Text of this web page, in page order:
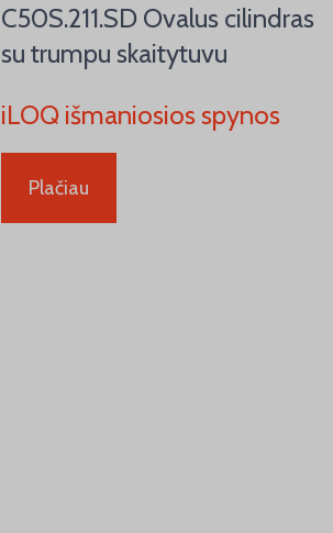
C50S.211.SD Ovalus cilindras
su trumpu skaitytuvu
iLOQ išmaniosios spynos
Plačiau